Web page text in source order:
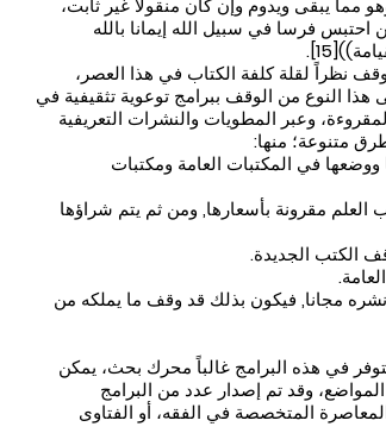
مما يبقى ويدوم وإن كان منقولاً غير ثابت،
فرسا في سبيل الله إيمانا بالله
نظراً لقلة كلفة الكتاب في هذا العصر،
النوع من الوقف ببرامج توعوية تثقيفية في
وعبر المطويات والنشرات التعريفية
متنوعة؛ منها:
في المكتبات العامة ومكتبات
العلم مقرونة بأسعارها, ومن ثم يتم شراؤها
الكتب الجديدة.
مجانا, فيكون بذلك قد وقف ما يملكه من
في هذه البرامج غالباً محرك بحث، يمكن
وقد تم إصدار عدد من البرامج
المتخصصة في الفقه، أو الفتاوى